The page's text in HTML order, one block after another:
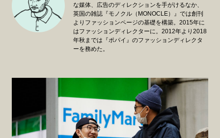
な媒体、広告のディレクションを手がけるなか、
英国の雑誌『モノクル（MONOCLE）』では創刊
よりファッションページの基礎を構築。2015年に
はファッションディレクターに。2012年より2018
年秋までは『ポパイ』のファッションディレクタ
ーを務めた。